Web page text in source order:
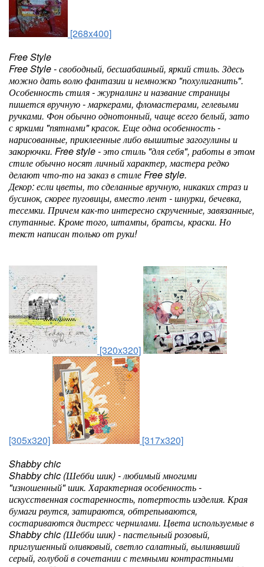
[268x400]
Free Style
Free Style - свободный, бесшабашный, яркий стиль. Здесь
можно дать волю фантазии и немножко "похулиганить".
Особенность стиля - журналинг и название страницы
пишется вручную - маркерами, фломастерами, гелевыми
ручками. Фон обычно однотонный, чаще всего белый, зато
с яркими "пятнами" красок. Еще одна особенность -
нарисованные, приклеенные либо вышитые загогулины и
закорючки. Free style - это стиль "для себя", работы в этом
стиле обычно носят личный характер, мастера редко
делают что-то на заказ в стиле Free style.
Декор: если цветы, то сделанные вручную, никаких страз и
бусинок, скорее пуговицы, вместо лент - шнурки, бечевка,
тесемки. Причем как-то интересно скрученные, завязанные,
спутанные. Кроме того, штампы, братсы, краски. Но
текст написан только от руки!
[320x320]
[305x320]
[317x320]
Shabby chic
Shabby chic (Шебби шик) - любимый многими
"изношенный" шик. Характерная особенность -
искусственная состаренность, потертость изделия. Края
бумаги рвутся, затираются, обтрепываются,
состариваются дистресс чернилами. Цвета используемые в
Shabby chic (Шебби шик) - пастельный розовый,
приглушенный оливковый, светло салатный, вылинявший
серый, голубой в сочетании с темными контрастными